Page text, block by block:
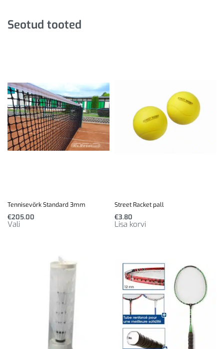
Seotud tooted
Tennisevõrk Standard 3mm
€205.00
Vali
Street Racket pall
€3.80
Lisa korvi